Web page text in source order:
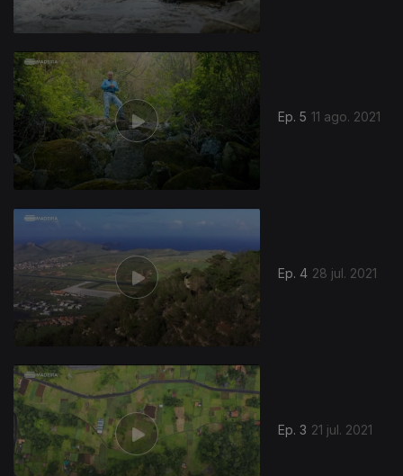
Ep. 5 11 ago. 2021
Ep. 4 28 jul. 2021
Ep. 3 21 jul. 2021
559359